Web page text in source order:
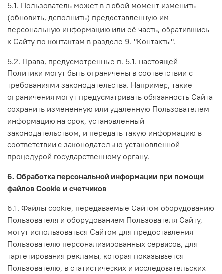
5.1. Пользователь может в любой момент изменить
(обновить, дополнить) предоставленную им
персональную информацию или её часть, обратившись
к Сайту по контактам в разделе 9. "Контакты".
5.2. Права, предусмотренные п. 5.1. настоящей
Политики могут быть ограничены в соответствии с
требованиями законодательства. Например, такие
ограничения могут предусматривать обязанность Сайта
сохранить измененную или удаленную Пользователем
информацию на срок, установленный
законодательством, и передать такую информацию в
соответствии с законодательно установленной
процедурой государственному органу.
6. Обработка персональной информации при помощи
файлов Cookie и счетчиков
6.1. Файлы cookie, передаваемые Сайтом оборудованию
Пользователя и оборудованием Пользователя Сайту,
могут использоваться Сайтом для предоставления
Пользователю персонализированных сервисов, для
таргетирования рекламы, которая показывается
Пользователю, в статистических и исследовательских